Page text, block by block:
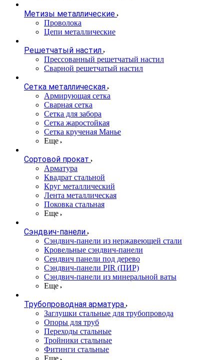
Метизы металлические
Проволока
Цепи металлические
Решетчатый настил
Прессованный решетчатый настил
Сварной решетчатый настил
Сетка металлическая
Армирующая сетка
Сварная сетка
Сетка для забора
Сетка жаростойкая
Сетка крученая Манье
Еще
Сортовой прокат
Арматура
Квадрат стальной
Круг металлический
Лента металлическая
Поковка стальная
Еще
Сэндвич-панели
Cэндвич-панели из нержавеющей стали
Кровельные сэндвич-панели
Сендвич панели под дерево
Сэндвич-панели PIR (ПИР)
Сэндвич-панели из минеральной ваты
Еще
Трубопроводная арматура
Заглушки стальные для трубопровода
Опоры для труб
Переходы стальные
Тройники стальные
Фитинги стальные
Еще